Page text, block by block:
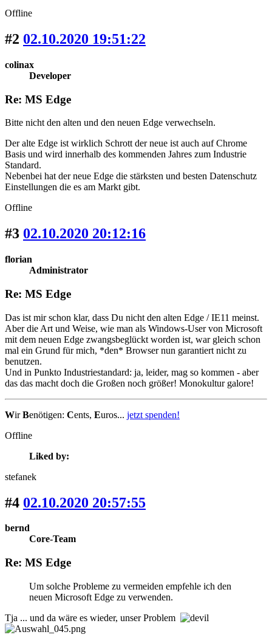
Offline
#2 02.10.2020 19:51:22
colinax
Developer
Re: MS Edge
Bitte nicht den alten und den neuen Edge verwechseln.
Der alte Edge ist wirklich Schrott der neue ist auch auf Chrome
Basis und wird innerhalb des kommenden Jahres zum Industrie
Standard.
Nebenbei hat der neue Edge die stärksten und besten Datenschutz
Einstellungen die es am Markt gibt.
Offline
#3 02.10.2020 20:12:16
florian
Administrator
Re: MS Edge
Das ist mir schon klar, dass Du nicht den alten Edge / IE11 meinst.
Aber die Art und Weise, wie man als Windows-User von Microsoft
mit dem neuen Edge zwangsbeglückt worden ist, war gleich schon
mal ein Grund für mich, *den* Browser nun garantiert nicht zu
benutzen.
Und in Punkto Industriestandard: ja, leider, mag so kommen - aber
das das macht doch die Großen noch größer! Monokultur galore!
WirBenötigen: Cents, Euros... jetzt spenden!
Offline
Liked by:
stefanek
#4 02.10.2020 20:57:55
bernd
Core-Team
Re: MS Edge
Um solche Probleme zu vermeiden empfehle ich den
neuen Microsoft Edge zu verwenden.
Tja ... und da wäre es wieder, unser Problem